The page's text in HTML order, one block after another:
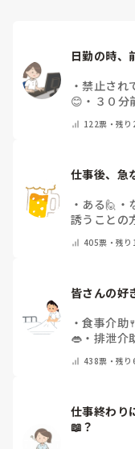
日勤の時、
・禁止され
😊 ・ ３０分
122票・残り
仕事後、急
・ ある🙋 ・
誘うことの
405票・残り
皆さんの好
・食事介助
👄 ・ 排泄介
で教えてく
438票・残り
仕事終わり
📖？